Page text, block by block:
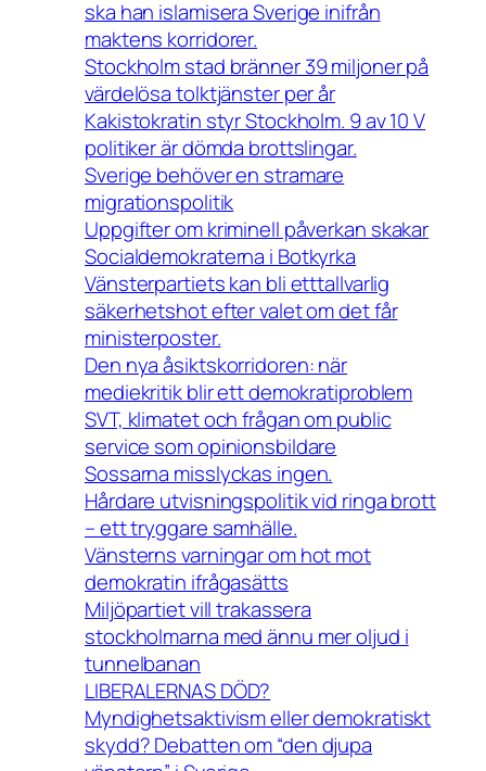
ska han islamisera Sverige inifrån
maktens korridorer.
Stockholm stad bränner 39 miljoner på
värdelösa tolktjänster per år
Kakistokratin styr Stockholm. 9 av 10 V
politiker är dömda brottslingar.
Sverige behöver en stramare
migrationspolitik
Uppgifter om kriminell påverkan skakar
Socialdemokraterna i Botkyrka
Vänsterpartiets kan bli etttallvarlig
säkerhetshot efter valet om det får
ministerposter.
Den nya åsiktskorridoren: när
mediekritik blir ett demokratiproblem
SVT, klimatet och frågan om public
service som opinionsbildare
Sossarna misslyckas ingen.
Hårdare utvisningspolitik vid ringa brott
– ett tryggare samhälle.
Vänsterns varningar om hot mot
demokratin ifrågasätts
Miljöpartiet vill trakassera
stockholmarna med ännu mer oljud i
tunnelbanan
LIBERALERNAS DÖD?
Myndighetsaktivism eller demokratiskt
skydd? Debatten om “den djupa